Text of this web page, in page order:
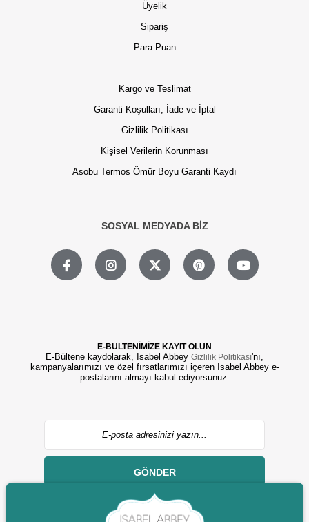
Üyelik
Sipariş
Para Puan
Kargo ve Teslimat
Garanti Koşulları, İade ve İptal
Gizlilik Politikası
Kişisel Verilerin Korunması
Asobu Termos Ömür Boyu Garanti Kaydı
SOSYAL MEDYADA BİZ
E-BÜLTENİMİZE KAYIT OLUN
E-Bültene kaydolarak, Isabel Abbey Gizlilik Politikası'nı,
kampanyalarımızı ve özel fırsatlarımızı içeren Isabel Abbey e-
postalarını almayı kabul ediyorsunuz.
GÖNDER